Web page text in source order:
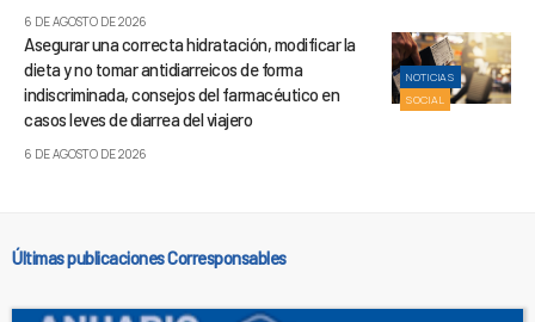
6 DE AGOSTO DE 2026
NOTICIAS
SOCIAL
Asegurar una correcta hidratación, modificar la
dieta y no tomar antidiarreicos de forma
indiscriminada, consejos del farmacéutico en
casos leves de diarrea del viajero
6 DE AGOSTO DE 2026
Últimas publicaciones Corresponsables